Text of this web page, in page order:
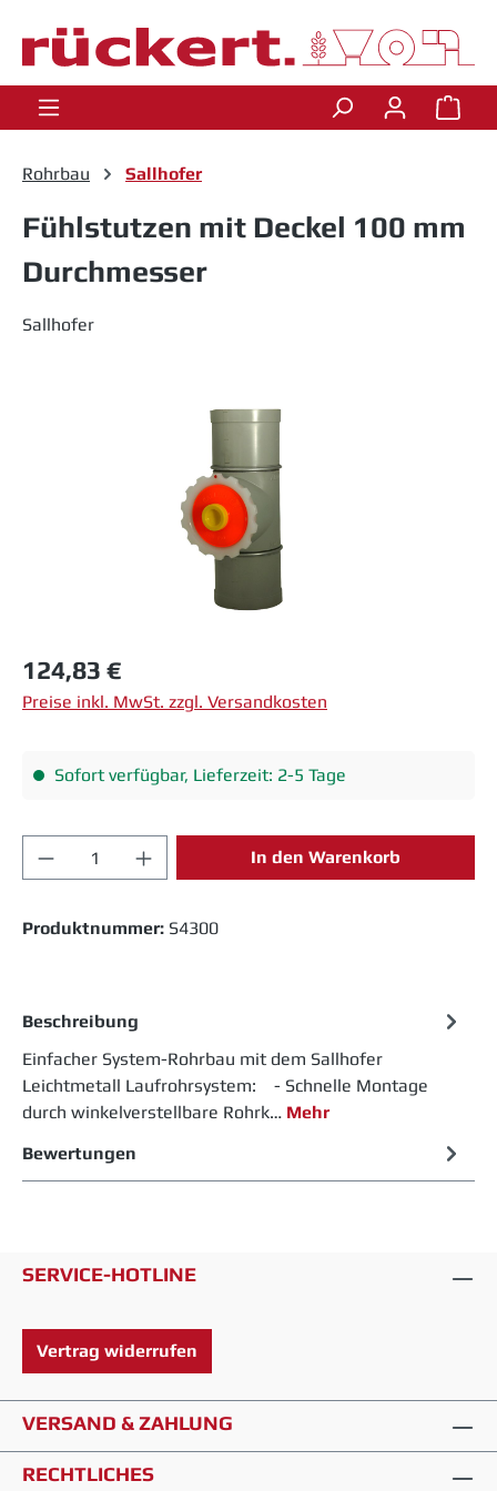
Zum Hauptinhalt springen
Rohrbau Sallhofer
Fühlstutzen mit Deckel 100 mm
Durchmesser
Sallhofer
Regulärer Preis:
124,83 €
Preise inkl. MwSt. zzgl. Versandkosten
Sofort verfügbar, Lieferzeit: 2-5 Tage
Produkt Anzahl: Gib den gewünschten
In den Warenkorb
Produktnummer: S4300
Beschreibung
Einfacher System-Rohrbau mit dem Sallhofer
Leichtmetall Laufrohrsystem: - Schnelle Montage
durch winkelverstellbare Rohrk… Mehr
Bewertungen
SERVICE-HOTLINE
Vertrag widerrufen
VERSAND & ZAHLUNG
RECHTLICHES